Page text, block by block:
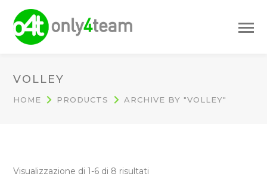
VOLLEY
HOME PRODUCTS ARCHIVE BY "VOLLEY"
Visualizzazione di 1-6 di 8 risultati